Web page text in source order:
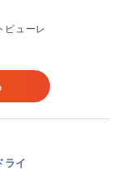
ピューレ
ライ